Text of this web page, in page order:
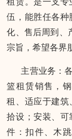
伍，能胜任各
化、售后周到、
宗旨，希望各界
主营业务：
篮租赁销售，
租、适应于建
拾设；安装、
件：扣件、木